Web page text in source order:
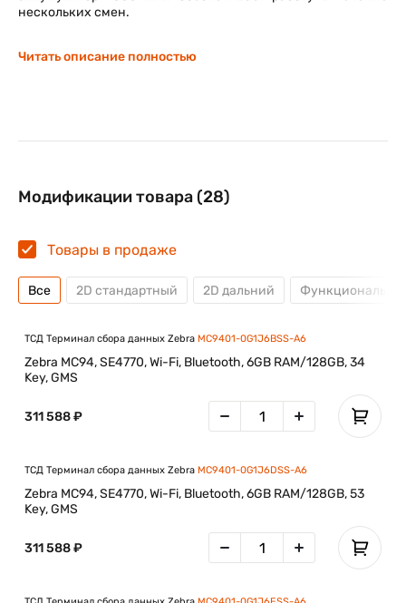
нескольких смен.
Читать описание полностью
Модификации товара (28)
Товары в продаже
Все 2D стандартный 2D дальний
ТСД Терминал сбора данных Zebra MC9401-0G1J6BSS-A6
Zebra MC94, SE4770, Wi-Fi, Bluetooth, 6GB RAM/128GB, 34
Key, GMS
311 588 ₽
ТСД Терминал сбора данных Zebra MC9401-0G1J6DSS-A6
Zebra MC94, SE4770, Wi-Fi, Bluetooth, 6GB RAM/128GB, 53
Key, GMS
311 588 ₽